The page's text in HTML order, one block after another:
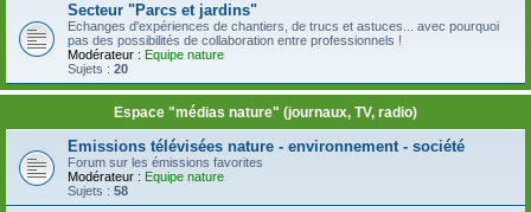
Secteur "Parcs et jardins"
Echanges d'expériences de chantiers, de trucs et astuces... avec pourquoi
pas des possibilités de collaboration entre professionnels !
Modérateur : Equipe nature
Sujets : 20
Espace "médias nature" (journaux, TV, radio)
Emissions télévisées nature - environnement - société
Forum sur les émissions favorites
Modérateur : Equipe nature
Sujets : 58